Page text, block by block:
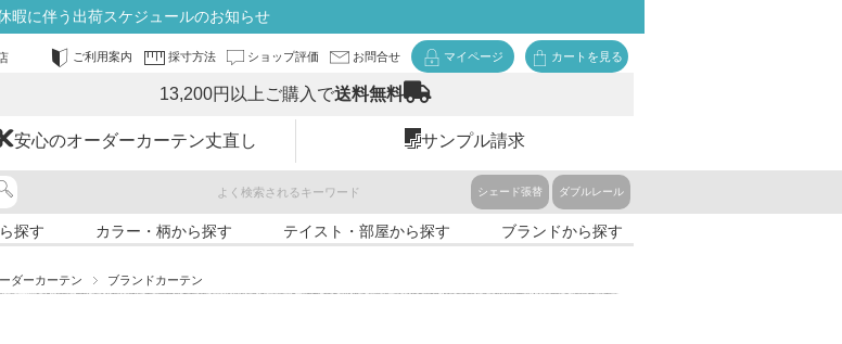
暇に伴う出荷スケジュールのお知らせ
ご利用案内 採寸方法 ショップ評価 お問合せ マイページ カートを見る
13,200円以上ご購入で送料無料
安心のオーダーカーテン丈直し サンプル請求
よく検索されるキーワード シェード張替 ダブルレール
探す カラー・柄から探す テイスト・部屋から探す ブランドから探す
ダーカーテン ブランドカーテン